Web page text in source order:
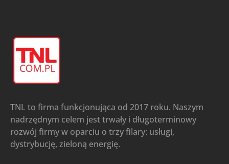
TNL to firma funkcjonująca od 2017 roku. Naszym
nadrzędnym celem jest trwały i długoterminowy
rozwój firmy w oparciu o trzy filary: usługi,
dystrybucję, zieloną energię.